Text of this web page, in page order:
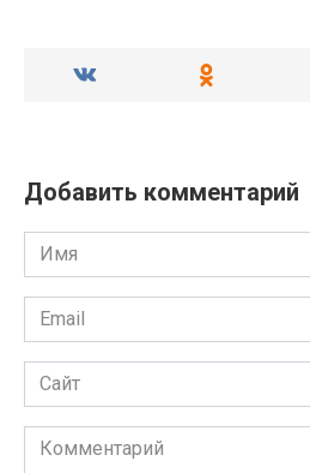
Добавить комментарий
Имя
Email
Сайт
Комментарий